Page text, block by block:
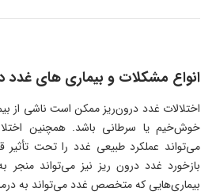
انواع مشکلات و بیماری های غدد
اختلالات غدد درون‌ریز ممکن است ناشی از
خوش‌خیم یا سرطانی باشد. همچنین
می‌تواند عملکرد طبیعی غدد را تحت
بازخورد غدد درون ریز نیز می‌تواند
بیماری‌هایی که متخصص غدد می‌تواند به